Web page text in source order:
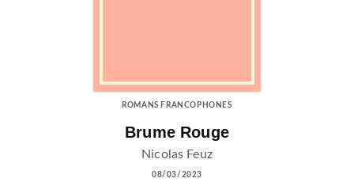
ROMANS FRANCOPHONES
Brume Rouge
Nicolas Feuz
08/03/2023